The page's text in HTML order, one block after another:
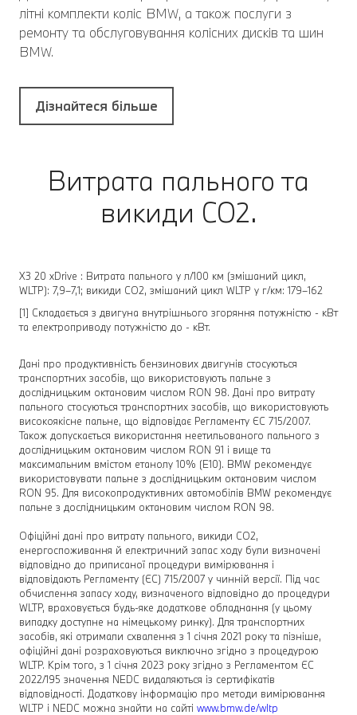
літні комплекти коліс BMW, а також послуги з
ремонту та обслуговування колісних дисків та шин
BMW.
Дізнайтеся більше
Витрата пального та
викиди CO2.
X3 20 xDrive : Витрата пального у л/100 км (змішаний цикл,
WLTP): 7,9–7,1; викиди CO2, змішаний цикл WLTP у г/км: 179–162
[1] Складається з двигуна внутрішнього згоряння потужністю - кВт
та електроприводу потужністю до - кВт.
Дані про продуктивність бензинових двигунів стосуються
транспортних засобів, що використовують пальне з
дослідницьким октановим числом RON 98. Дані про витрату
пального стосуються транспортних засобів, що використовують
високоякісне пальне, що відповідає Регламенту ЄС 715/2007.
Також допускається використання неетильованого пального з
дослідницьким октановим числом RON 91 і вище та
максимальним вмістом етанолу 10% (E10). BMW рекомендує
використовувати пальне з дослідницьким октановим числом
RON 95. Для високопродуктивних автомобілів BMW рекомендує
пальне з дослідницьким октановим числом RON 98.
Офіційні дані про витрату пального, викиди CO2,
енергоспоживання й електричний запас ходу були визначені
відповідно до приписаної процедури вимірювання і
відповідають Регламенту (ЄС) 715/2007 у чинній версії. Під час
обчислення запасу ходу, визначеного відповідно до процедури
WLTP, враховується будь-яке додаткове обладнання (у цьому
випадку доступне на німецькому ринку). Для транспортних
засобів, які отримали схвалення з 1 січня 2021 року та пізніше,
офіційні дані розраховуються виключно згідно з процедурою
WLTP. Крім того, з 1 січня 2023 року згідно з Регламентом ЄС
2022/195 значення NEDC видаляються із сертифікатів
відповідності. Додаткову інформацію про методи вимірювання
WLTP і NEDC можна знайти на сайті www.bmw.de/wltp